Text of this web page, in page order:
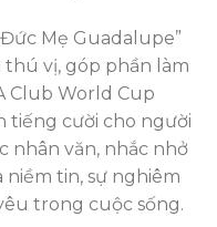
Mẹ Guadalupe”
vị, góp phần làm
Club World Cup
tiếng cười cho người
nhân văn, nhắc nhở
tin, sự nghiêm
trong cuộc sống.